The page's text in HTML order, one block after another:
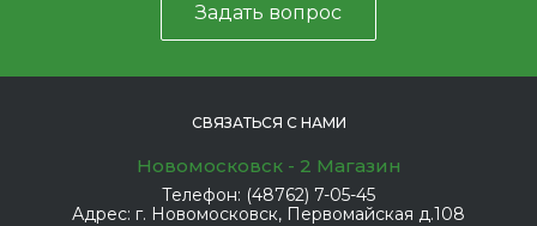
Задать вопрос
СВЯЗАТЬСЯ С НАМИ
Новомосковск - 2 Магазин
Телефон: (48762) 7-05-45
Адрес: г. Новомосковск, Первомайская д.108